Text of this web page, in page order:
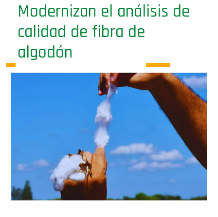
Modernizan el análisis de
calidad de fibra de
algodón